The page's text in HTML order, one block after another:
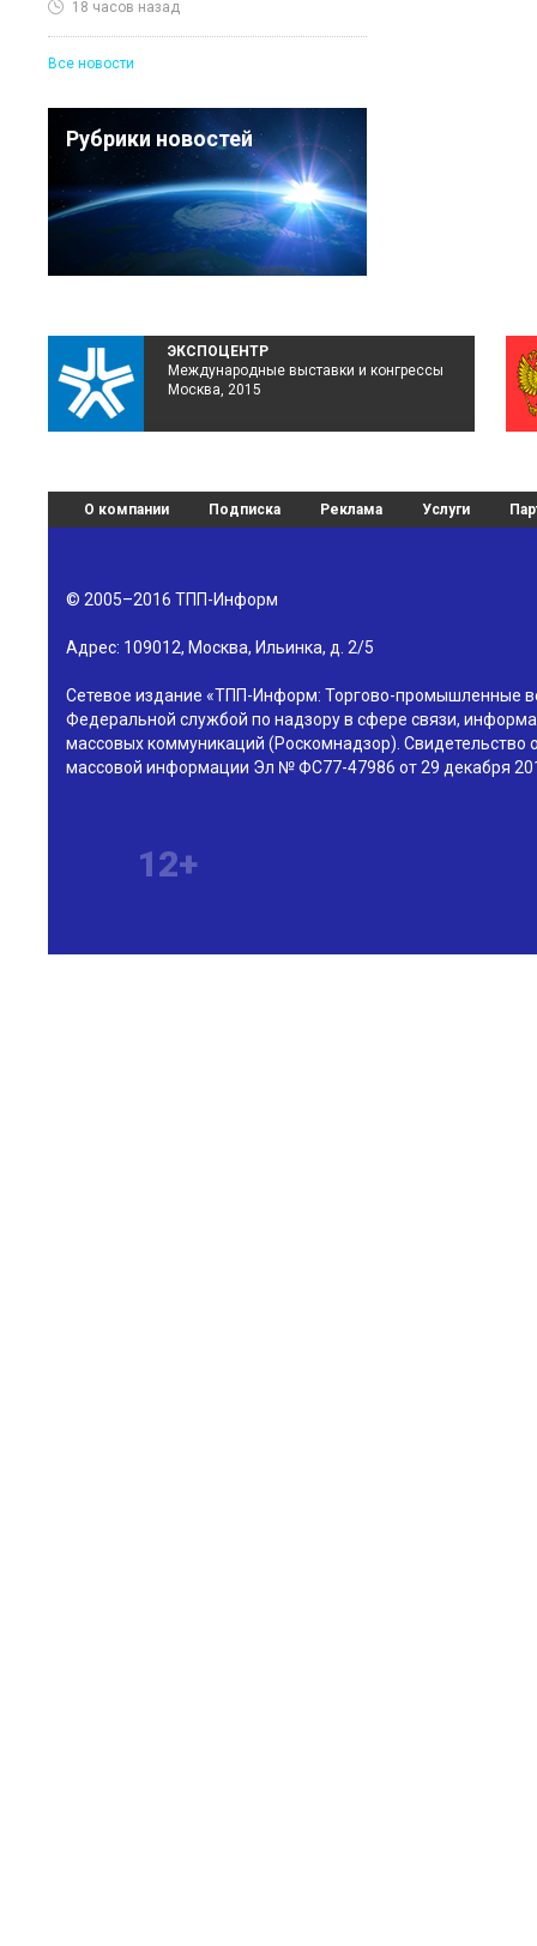
18 часов назад
Все новости
Рубрики новостей
ЭКСПОЦЕНТР
Международные выставки и конгрессы
Москва, 2015
О компании Подписка Реклама Услуги
© 2005–2016 ТПП-Информ
Адрес: 109012, Москва, Ильинка, д. 2/5
Сетевое издание «ТПП-Информ: Торгово-промышленные
Федеральной службой по надзору в сфере связи,
массовых коммуникаций (Роскомнадзор). Свидетельство
массовой информации Эл № ФС77-47986 от 29 декабря
12+